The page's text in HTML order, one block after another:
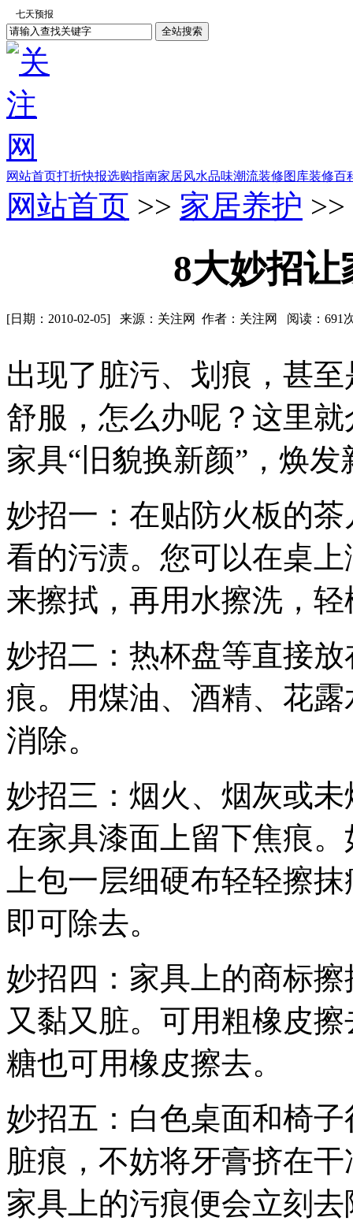
网站首页打折快报选购指南家居风水品味潮流装修图库装修百
网站首页 >> 家居养护
8大妙招
[日期：2010-02-05] 来源：关注网 作者：关注网 阅读： 691
出现了脏污、划痕，甚
舒服，怎么办呢？这里
家具“旧貌换新颜”，焕发
妙招一：在贴防火板的
看的污渍。您可以在桌
来擦拭，再用水擦洗，
妙招二：热杯盘等直接
痕。用煤油、酒精、花
消除。
妙招三：烟火、烟灰或
在家具漆面上留下焦痕
上包一层细硬布轻轻擦
即可除去。
妙招四：家具上的商标
又黏又脏。可用粗橡皮
糖也可用橡皮擦去。
妙招五：白色桌面和椅
脏痕，不妨将牙膏挤在
家具上的污痕便会立刻